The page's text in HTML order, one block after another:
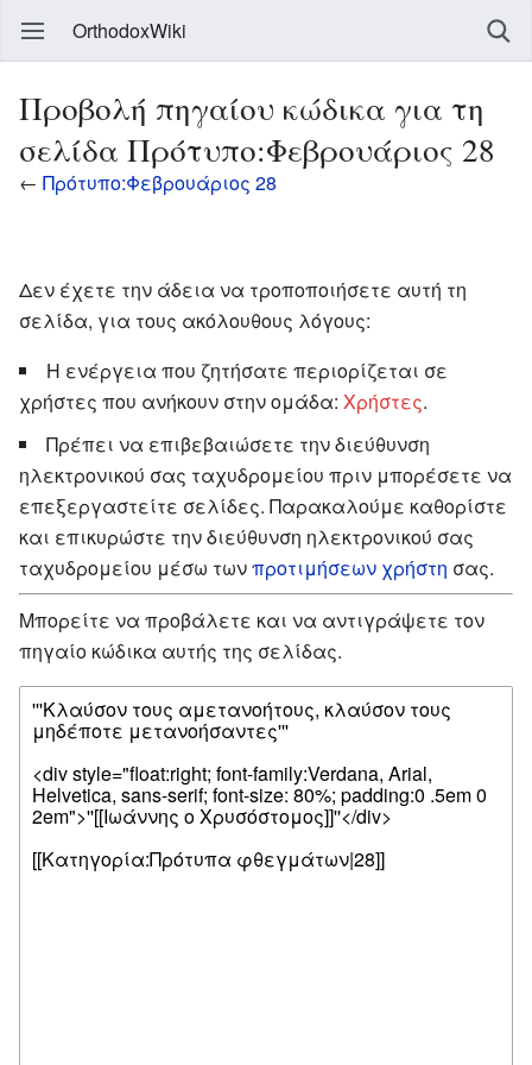
OrthodoxWiki
Προβολή πηγαίου κώδικα για τη
σελίδα Πρότυπο:Φεβρουάριος 28
← Πρότυπο:Φεβρουάριος 28
Δεν έχετε την άδεια να τροποποιήσετε αυτή τη
σελίδα, για τους ακόλουθους λόγους:
Η ενέργεια που ζητήσατε περιορίζεται σε
χρήστες που ανήκουν στην ομάδα: Χρήστες.
Πρέπει να επιβεβαιώσετε την διεύθυνση
ηλεκτρονικού σας ταχυδρομείου πριν μπορέσετε να
επεξεργαστείτε σελίδες. Παρακαλούμε καθορίστε
και επικυρώστε την διεύθυνση ηλεκτρονικού σας
ταχυδρομείου μέσω τωνπροτιμήσεων χρήστη σας.
Μπορείτε να προβάλετε και να αντιγράψετε τον
πηγαίο κώδικα αυτής της σελίδας.